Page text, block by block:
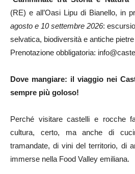
(RE) e all’Oasi Lipu di Bianello, in
agosto e 10 settembre 2026:
selvatica, biodiversità e antiche
Prenotazione obbligatoria:
Dove mangiare: il viaggio nei
sempre più goloso!
Perché visitare castelli e rocche
cultura, certo, ma anche di
tramandate, di vini del territorio, di
immerse nella Food Valley emiliana.